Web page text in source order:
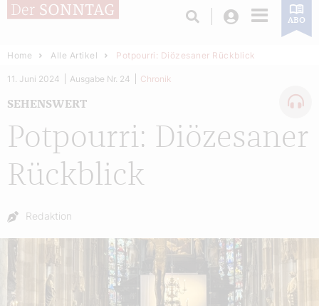
Login ABO
Home Alle Artikel Potpourri: Diözesaner Rückblick
Potpourri: Diözesaner
Rückblick
SEHENSWERT
11. Juni 2024 Ausgabe Nr. 24 Chronik
Autor:
Redaktion